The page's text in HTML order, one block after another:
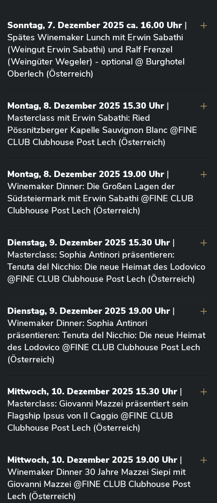
Sonntag, 7. Dezember 2025 ca. 16.00 Uhr |
Spätes Winemaker Lunch mit Erwin Sabathi
(Weingut Erwin Sabathi) und Ralf Frenzel
(Weingüter Wegeler) - optional @ Burghotel
Oberlech (Österreich)
Montag, 8. Dezember 2025 15.30 Uhr |
Masterclass mit Erwin Sabathi: Ried
Pössnitzberger Kapelle Sauvignon Blanc @FINE
CLUB Clubhouse Post Lech (Österreich)
Montag, 8. Dezember 2025 19.00 Uhr |
Winemaker Dinner: Die Großen Lagen der
Südsteiermark mit Erwin Sabathi @FINE CLUB
Clubhouse Post Lech (Österreich)
Dienstag, 9. Dezember 2025 15.30 Uhr |
Masterclass: Sophia Antinori präsentieren:
Tenuta del Nicchio: Die neue Heimat des Lodovico
@FINE CLUB Clubhouse Post Lech (Österreich)
Dienstag, 9. Dezember 2025 19.00 Uhr |
Winemaker Dinner: Sophia Antinori
präsentieren: Tenuta del Nicchio: Die neue Heimat
des Lodovico @FINE CLUB Clubhouse Post Lech
(Österreich)
Mittwoch, 10. Dezember 2025 15.30 Uhr |
Masterclass: Giovanni Mazzei präsentiert sein
Flagship Ipsus von Il Caggio @FINE CLUB
Clubhouse Post Lech (Österreich)
Mittwoch, 10. Dezember 2025 19.00 Uhr |
Winemaker Dinner 30 Jahre Mazzei Siepi mit
Giovanni Mazzei @FINE CLUB Clubhouse Post
Lech (Österreich)